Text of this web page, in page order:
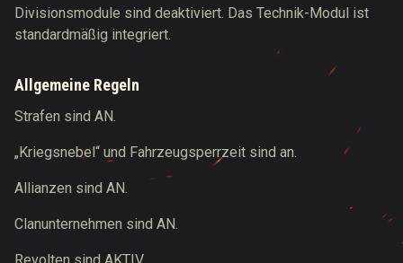
Divisionsmodule sind deaktiviert. Das Technik-Modul ist
standardmäßig integriert.
Allgemeine Regeln
Strafen sind AN.
„Kriegsnebel“ und Fahrzeugsperrzeit sind an.
Allianzen sind AN.
Clanunternehmen sind AN.